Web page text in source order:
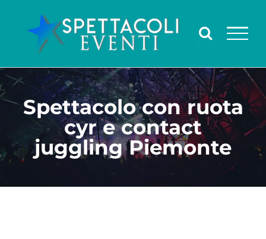
contenuto
Spettacolo con ruota
cyr e contact
juggling Piemonte